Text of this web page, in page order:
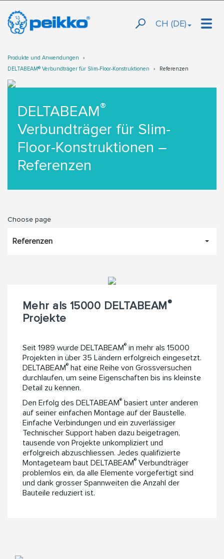
CH (DE)
Produkte und Anwendungen
DELTABEAM® Verbundträger für Slim-Floor-Konstruktionen
Referenzen
DELTABEAM®
Verbundträger für Slim-
Floor-Konstruktionen –
Referenzen
Choose page
Referenzen
Mehr als 15000 DELTABEAM®
Projekte
Seit 1989 wurde DELTABEAM® in mehr als 15000
Projekten in über 35 Ländern erfolgreich eingesetzt.
DELTABEAM® hat eine Reihe von Grossversuchen
durchlaufen, um seine Eigenschaften bis ins kleinste
Detail zu kennen.
Den Erfolg des DELTABEAM® basiert unter anderen
auf seiner einfachen Montage auf der Baustelle.
Einfache Verbindungen und ein zuverlässiger
Technischer Support haben dazu beigetragen,
tausende von Projekte unkompliziert und
erfolgreich abzuschliessen. Jedes qualifizierte
Montageteam baut DELTABEAM® Verbundträger
problemlos ein, da alle Elemente vorgefertigt sind
und dank grosser Spannweiten die Anzahl der
Bauteile reduziert ist.